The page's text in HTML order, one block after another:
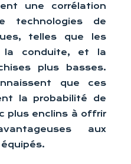
une corrélation
technologies de
telles que les
la conduite, et la
plus basses.
que ces
la probabilité de
plus enclins à offrir
aux